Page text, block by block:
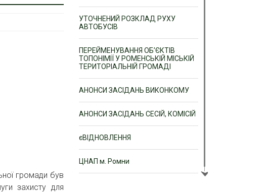
громади був
захисту для
УТОЧНЕНИЙ РОЗКЛАД РУХУ
АВТОБУСІВ
ПЕРЕЙМЕНУВАННЯ ОБ’ЄКТІВ
ТОПОНІМІЇ У РОМЕНСЬКІЙ МІСЬКІЙ
ТЕРИТОРІАЛЬНІЙ ГРОМАДІ
АНОНСИ ЗАСІДАНЬ ВИКОНКОМУ
АНОНСИ ЗАСІДАНЬ СЕСІЙ, КОМІСІЙ
єВІДНОВЛЕННЯ
ЦНАП м. Ромни